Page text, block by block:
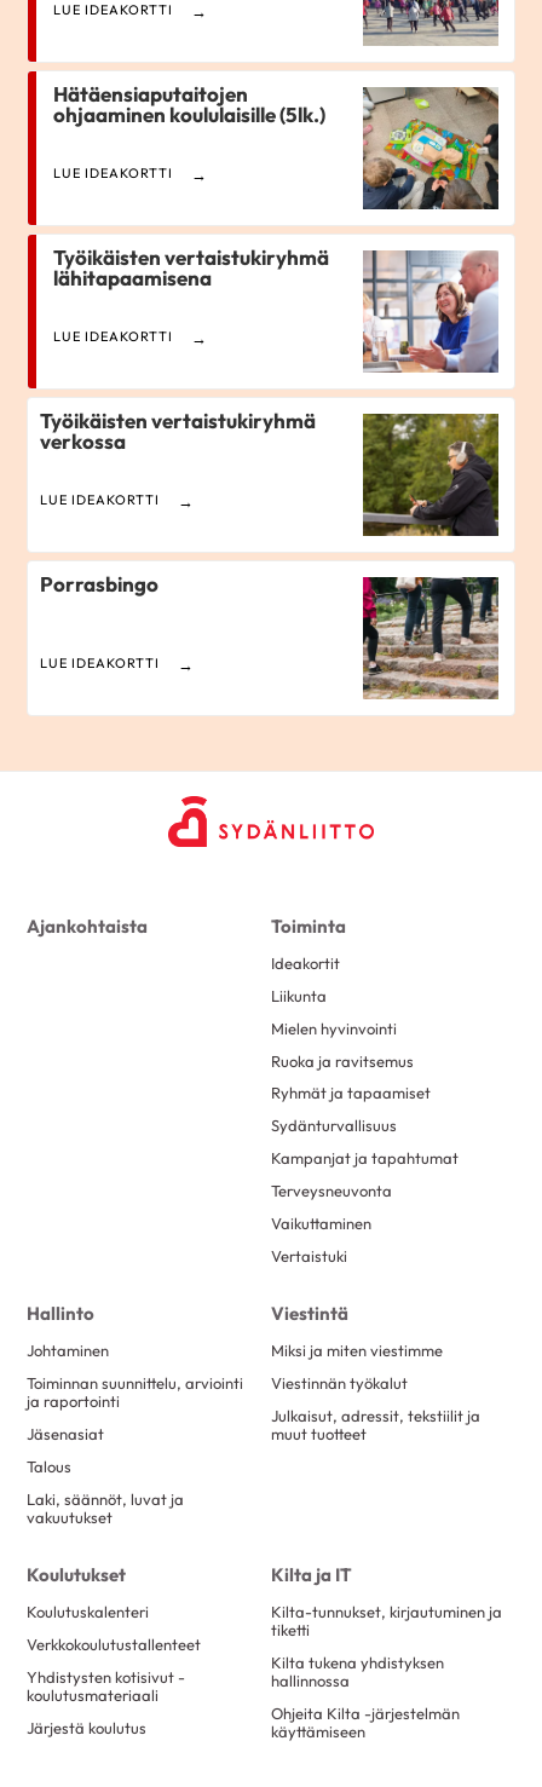
LUE IDEAKORTTI
Hätäensiaputaitojen
ohjaaminen koululaisille (5lk.)
LUE IDEAKORTTI
Työikäisten vertaistukiryhmä
lähitapaamisena
LUE IDEAKORTTI
Työikäisten vertaistukiryhmä
verkossa
LUE IDEAKORTTI
Porrasbingo
LUE IDEAKORTTI
Ajankohtaista Toiminta
Ideakortit
Liikunta
Mielen hyvinvointi
Ruoka ja ravitsemus
Ryhmät ja tapaamiset
Sydänturvallisuus
Kampanjat ja tapahtumat
Terveysneuvonta
Vaikuttaminen
Vertaistuki
Hallinto
Johtaminen
Toiminnan suunnittelu, arviointi
ja raportointi
Jäsenasiat
Talous
Laki, säännöt, luvat ja
vakuutukset
Viestintä
Miksi ja miten viestimme
Viestinnän työkalut
Julkaisut, adressit, tekstiilit ja
muut tuotteet
Koulutukset
Koulutuskalenteri
Verkkokoulutustallenteet
Yhdistysten kotisivut -
koulutusmateriaali
Järjestä koulutus
Kilta ja IT
Kilta-tunnukset, kirjautuminen ja
tiketti
Kilta tukena yhdistyksen
hallinnossa
Ohjeita Kilta -järjestelmän
käyttämiseen